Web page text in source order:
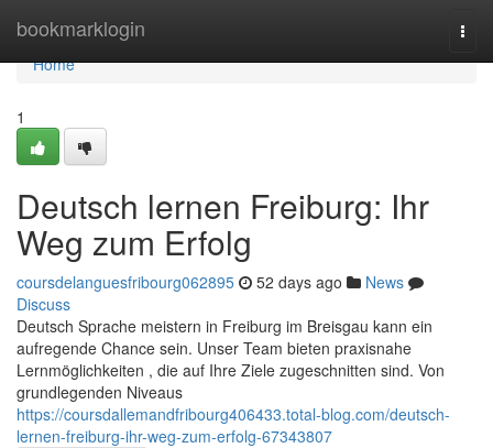
bookmarklogin
Home
Home
1
Deutsch lernen Freiburg: Ihr
Weg zum Erfolg
coursdelanguesfribourg062895 52 days ago
News
Discuss
Deutsch Sprache meistern in Freiburg im Breisgau kann ein
aufregende Chance sein. Unser Team bieten praxisnahe
Lernmöglichkeiten , die auf Ihre Ziele zugeschnitten sind. Von
grundlegenden Niveaus
https://coursdallemandfribourg406433.total-blog.com/deutsch-
lernen-freiburg-ihr-weg-zum-erfolg-67343807